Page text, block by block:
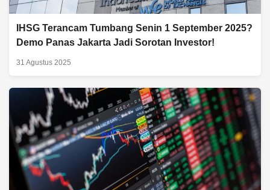
IHSG Terancam Tumbang Senin 1 September 2025?
Demo Panas Jakarta Jadi Sorotan Investor!
31 Agustus 2025